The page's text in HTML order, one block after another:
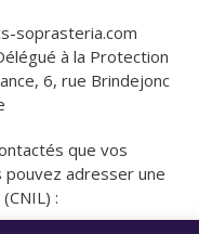
soprasteria.com
à la Protection
6, rue Brindejonc
que vos
adresser une
: